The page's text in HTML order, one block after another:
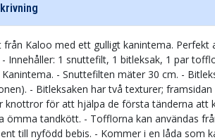
från Kaloo med ett gulligt kanintema. Perfekt
Innehåller: 1 snuttefilt, 1 bitleksak, 1 par
- Snuttefilten mäter 30 cm. -
- Bitleksaken har två texturer; framsidan
knottror för att hjälpa de första tänderna att
ömma tandkött. - Tofflorna kan användas
till nyfödd bebis. - Kommer i en låda som